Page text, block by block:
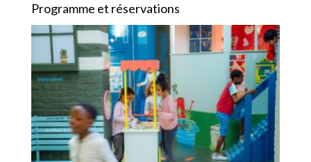
Programme et réservations